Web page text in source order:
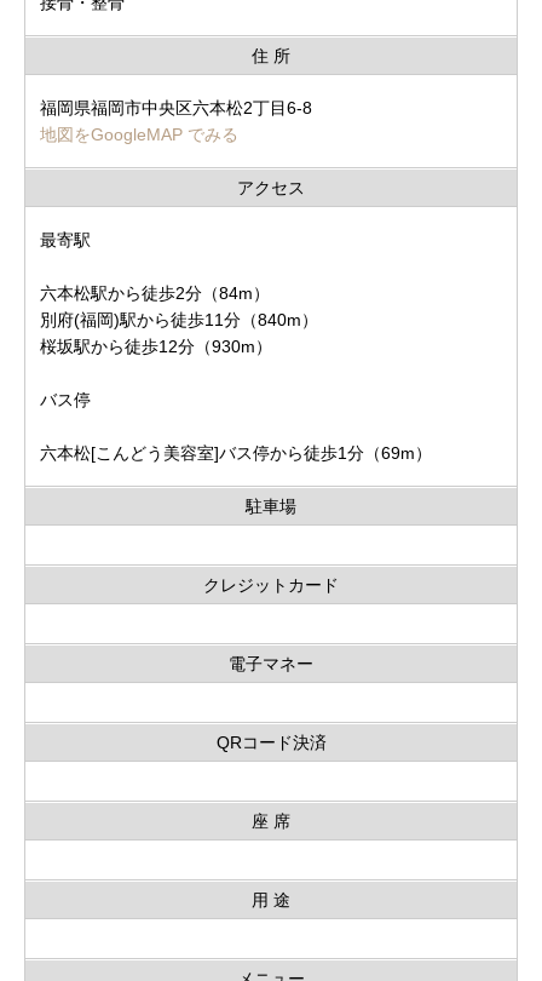
住 所
福岡県福岡市中央区六本松2丁目6-8
地図をGoogleMAP でみる
アクセス
最寄駅
六本松駅から徒歩2分（84m）
別府(福岡)駅から徒歩11分（840m）
桜坂駅から徒歩12分（930m）
バス停
六本松[こんどう美容室]バス停から徒歩1分（69m）
駐車場
クレジットカード
電子マネー
QRコード決済
座 席
用 途